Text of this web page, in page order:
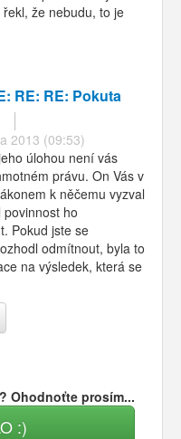
že nebudu, to je
RE: RE: Pokuta
2013 (09:53)
úlohou není vás
právu. On Vás v
k něčemu vyzval
ho
Pokud jste se
odmítnout, byla to
na výsledek, která se
Ohodnoťte prosím...
:)